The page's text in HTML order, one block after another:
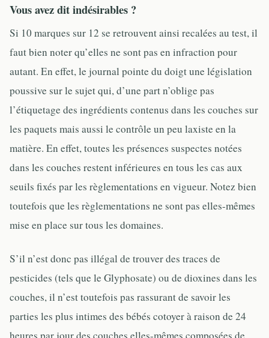
Vous avez dit indésirables ?
Si 10 marques sur 12 se retrouvent ainsi recalées au test, il
faut bien noter qu’elles ne sont pas en infraction pour
autant. En effet, le journal pointe du doigt une législation
poussive sur le sujet qui, d’une part n’oblige pas
l’étiquetage des ingrédients contenus dans les couches sur
les paquets mais aussi le contrôle un peu laxiste en la
matière. En effet, toutes les présences suspectes notées
dans les couches restent inférieures en tous les cas aux
seuils fixés par les règlementations en vigueur. Notez bien
toutefois que les règlementations ne sont pas elles-mêmes
mise en place sur tous les domaines.
S’il n’est donc pas illégal de trouver des traces de
pesticides (tels que le Glyphosate) ou de dioxines dans les
couches, il n’est toutefois pas rassurant de savoir les
parties les plus intimes des bébés cotoyer à raison de 24
heures par jour des couches elles-mêmes composées de